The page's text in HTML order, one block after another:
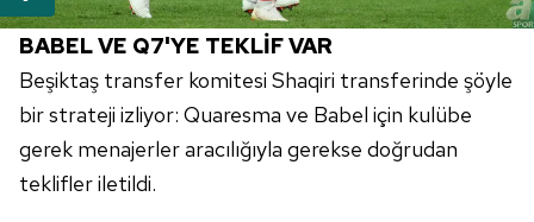
BABEL VE Q7'YE TEKLİF VAR
Beşiktaş transfer komitesi Shaqiri transferinde şöyle
bir strateji izliyor: Quaresma ve Babel için kulübe
gerek menajerler aracılığıyla gerekse doğrudan
teklifler iletildi.